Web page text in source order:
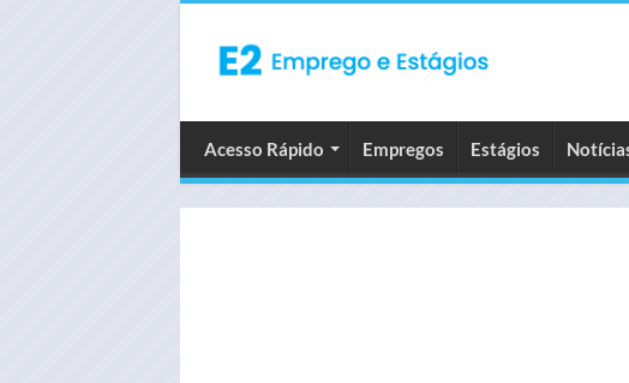
Acesso Rápido Empregos Estágios